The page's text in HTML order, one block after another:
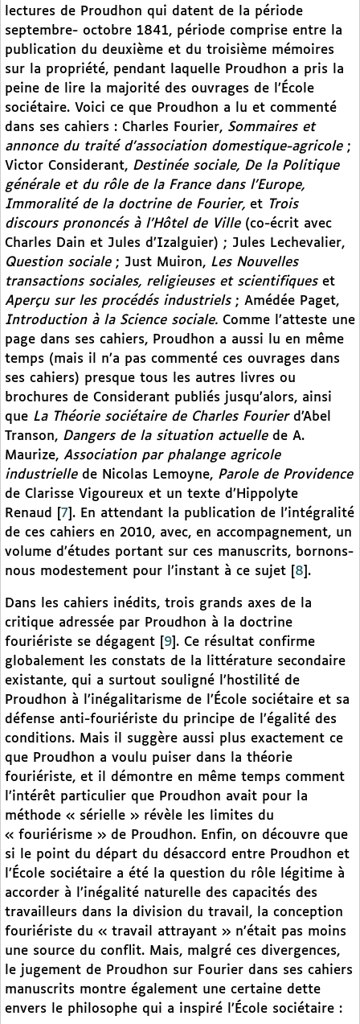
lectures de Proudhon qui datent de la période
septembre- octobre 1841, période comprise entre la
publication du deuxième et du troisième mémoires
sur la propriété, pendant laquelle Proudhon a pris la
peine de lire la majorité des ouvrages de l’École
sociétaire. Voici ce que Proudhon a lu et commenté
dans ses cahiers : Charles Fourier, Sommaires et
annonce du traité d’association domestique-agricole;
Victor Considerant, Destinée sociale, De la Politique
générale et du rôle de la France dans l’Europe,
Immoralité de la doctrine de Fourier, et Trois
discours prononcés à l’Hôtel de Ville(co-écrit avec
Charles Dain et Jules d’Izalguier) ; Jules Lechevalier,
Question sociale; Just Muiron, Les Nouvelles
transactions sociales, religieuses et scientifiques et
Aperçu sur les procédés industriels; Amédée Paget,
Introduction à la Science sociale. Comme l’atteste une
page dans ses cahiers, Proudhon a aussi lu en même
temps (mais il n’a pas commenté ces ouvrages dans
ses cahiers) presque tous les autres livres ou
brochures de Considerant publiés jusqu’alors, ainsi
que La Théorie sociétaire de Charles Fourierd’Abel
Transon, Dangers de la situation actuellede A.
Maurize, Association par phalange agricole
industriellede Nicolas Lemoyne, Parole de Providence
de Clarisse Vigoureux et un texte d’Hippolyte
Renaud
7 . En attendant la publication de l’intégralité
de ces cahiers en 2010, avec, en accompagnement, un
volume d’études portant sur ces manuscrits, bornons-
nous modestement pour l’instant à ce sujet
8 .
Dans les cahiers inédits, trois grands axes de la
critique adressée par Proudhon à la doctrine
fouriériste se dégagent
9 . Ce résultat confirme
globalement les constats de la littérature secondaire
existante, qui a surtout souligné l’hostilité de
Proudhon à l’inégalitarisme de l’École sociétaire et sa
défense anti-fouriériste du principe de l’égalité des
conditions. Mais il suggère aussi plus exactement ce
que Proudhon a voulu puiser dans la théorie
fouriériste, et il démontre en même temps comment
l’intérêt particulier que Proudhon avait pour la
méthode « sérielle » révèle les limites du
« fouriérisme » de Proudhon. Enfin, on découvre que
si le point du départ du désaccord entre Proudhon et
l’École sociétaire a été la question du rôle légitime à
accorder à l’inégalité naturelle des capacités des
travailleurs dans la division du travail, la conception
fouriériste du « travail attrayant » n’était pas moins
une source du conflit. Mais, malgré ces divergences,
le jugement de Proudhon sur Fourier dans ses cahiers
manuscrits montre également une certaine dette
envers le philosophe qui a inspiré l’École sociétaire :